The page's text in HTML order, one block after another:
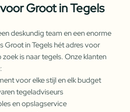
Groot in Tegels
deskundig team en een enorme
Groot in Tegels hét adres voor
is naar tegels. Onze klanten
voor elke stijl en elk budget
tegeladviseurs
en opslagservice